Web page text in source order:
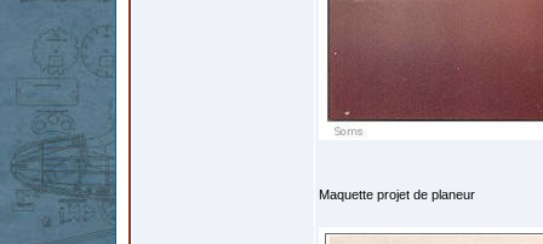
Maquette projet de planeur